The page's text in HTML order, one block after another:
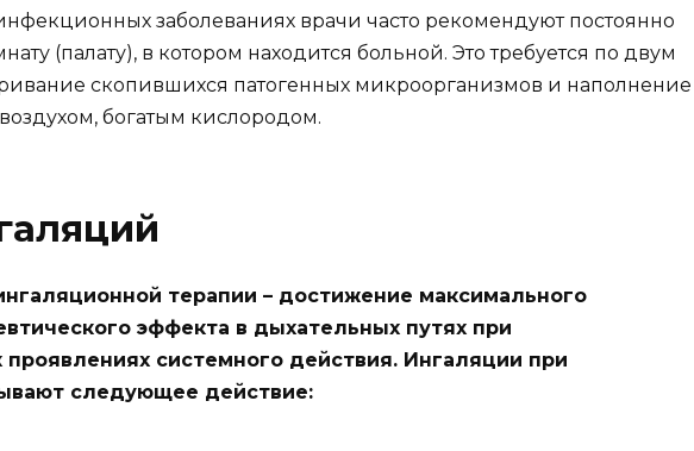
заболеваниях врачи часто рекомендуют постоянно
(палату), в котором находится больной. Это требуется по двум
скопившихся патогенных микроорганизмов и наполнение
богатым кислородом.
терапии – достижение максимального
эффекта в дыхательных путях при
проявлениях системного действия. Ингаляции при
следующее действие: